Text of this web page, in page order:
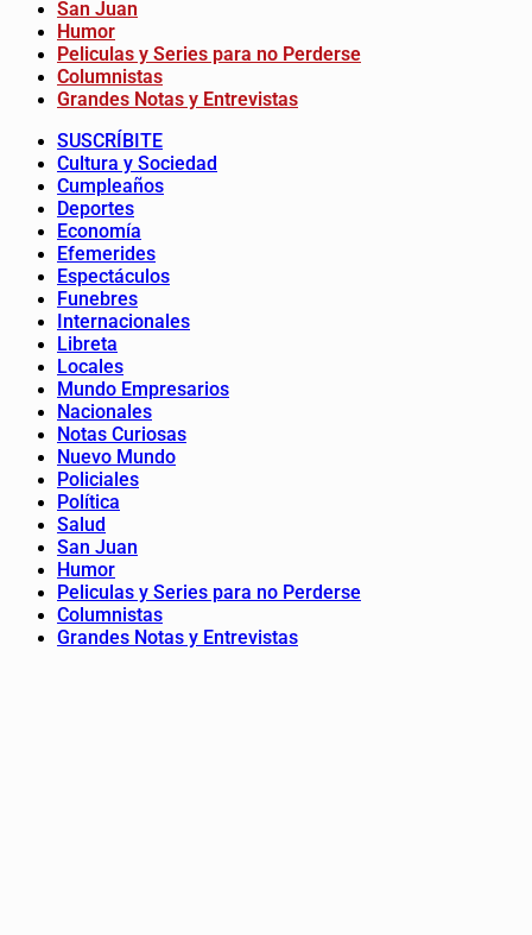
San Juan
Humor
Peliculas y Series para no Perderse
Columnistas
Grandes Notas y Entrevistas
SUSCRÍBITE
Cultura y Sociedad
Cumpleaños
Deportes
Economía
Efemerides
Espectáculos
Funebres
Internacionales
Libreta
Locales
Mundo Empresarios
Nacionales
Notas Curiosas
Nuevo Mundo
Policiales
Política
Salud
San Juan
Humor
Peliculas y Series para no Perderse
Columnistas
Grandes Notas y Entrevistas